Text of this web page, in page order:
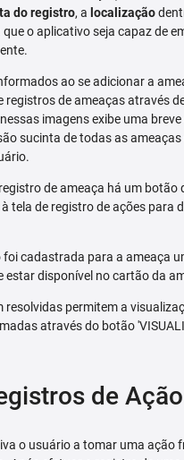
do registro, a localização
o aplicativo seja capaz de
ao se adicionar a
registros de ameaças através
imagens exibe uma
sucinta de todas as
de ameaça há um botão
tela de registro de ações para
foi cadastrada para a ameaça
estar disponível no cartão da
resolvidas permitem a
através do botão
de Ação
o usuário a tomar uma ação